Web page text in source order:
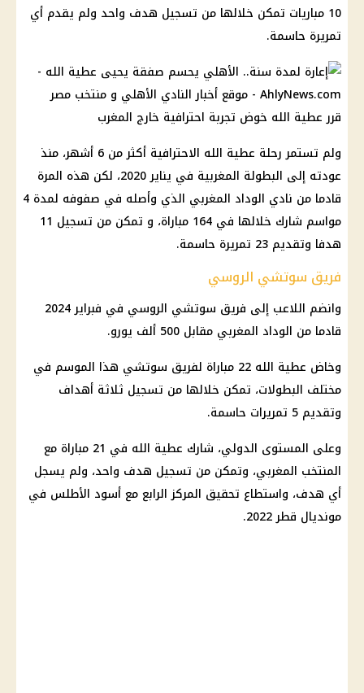
10 مباريات تمكن خلالها من تسجيل هدف واحد ولم يقدم أي
تمريرة حاسمة.
قرر عطية الله خوض تجربة احترافية خارج المغرب
ولم تستمر رحلة عطية الله الاحترافية أكثر من 6 أشهر، منذ
عودته إلى البطولة المغربية في يناير 2020، لكن هذه المرة
قادما من نادي الوداد المغربي الذي وأصله في صفوفه لمدة 4
مواسم شارك خلالها في 164 مباراة، و تمكن من تسجيل 11
هدفا وتقديم 23 تمريرة حاسمة.
فريق سوتشي الروسي
وانضم اللاعب إلى فريق سوتشي الروسي في فبراير 2024
قادما من الوداد المغربي مقابل 500 ألف يورو.
وخاض عطية الله 22 مباراة لفريق سوتشي هذا الموسم في
مختلف البطولات، تمكن خلالها من تسجيل ثلاثة أهداف
وتقديم 5 تمريرات حاسمة.
وعلى المستوى الدولي، شارك عطية الله في 21 مباراة مع
المنتخب المغربي، وتمكن من تسجيل هدف واحد، ولم يسجل
أي هدف، واستطاع تحقيق المركز الرابع مع أسود الأطلس في
مونديال قطر 2022.